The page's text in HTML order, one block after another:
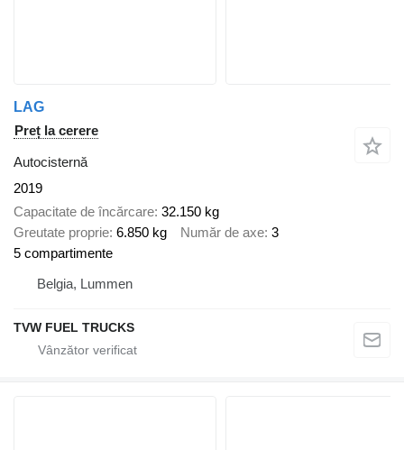
LAG
Preț la cerere
Autocisternă
2019
Capacitate de încărcare 32.150 kg
Greutate proprie 6.850 kg Număr de axe 3
5 compartimente
Belgia, Lummen
TVW FUEL TRUCKS